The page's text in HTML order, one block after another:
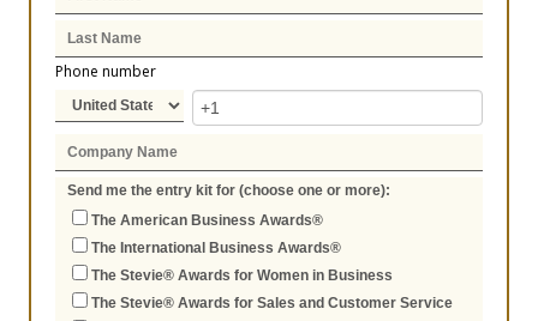
Phone number
Send me the entry kit for (choose one or more):
The American Business Awards®
The International Business Awards®
The Stevie® Awards for Women in Business
The Stevie® Awards for Sales and Customer Service